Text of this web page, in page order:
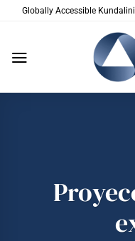
SaltarGlobally Accessible